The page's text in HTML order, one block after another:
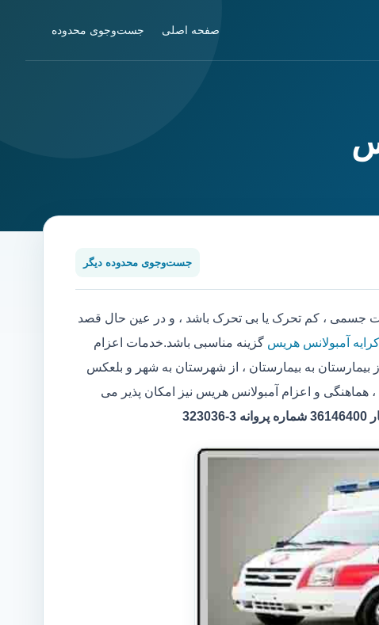
صفحه اصلی جست‌وجوی محدوده
جست‌وجوی محدوده دیگر
جسمی ، کم تحرک یا بی تحرک باشد ، و در عین حال قصد
کرایه آمبولانس هریس گزینه مناسبی باشد.خدمات اعزام
بیمارستان به بیمارستان ، از شهرستان به شهر و بلعکس
هماهنگی و اعزام آمبولانس هریس نیز امکان پذیر می